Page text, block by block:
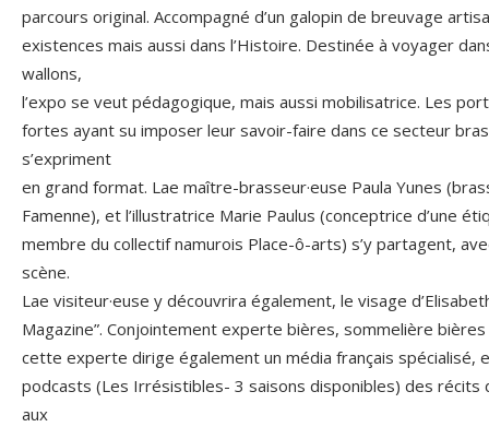
parcours original. Accompagné d’un galopin de breuvage
existences mais aussi dans l’Histoire. Destinée à voyager
wallons,
l’expo se veut pédagogique, mais aussi mobilisatrice. Les
fortes ayant su imposer leur savoir-faire dans ce secteur
s’expriment
en grand format. Lae maître-brasseur·euse Paula Yunes
Famenne), et l’illustratrice Marie Paulus (conceptrice d’une
membre du collectif namurois Place-ô-arts) s’y partagent,
scène.
Lae visiteur·euse y découvrira également, le visage
Magazine”. Conjointement experte bières, sommelière
cette experte dirige également un média français spécialisé,
podcasts (Les Irrésistibles- 3 saisons disponibles) des récits
aux